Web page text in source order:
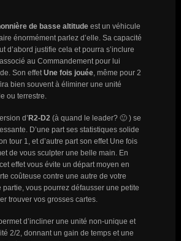
de basse altitudeest un véhicule
énormément parlez d’elle. Sa capacité
d’abord justifie cela et pourra s’inclure
au Commandement pour lui
Son effetUne fois jouée, même pour 2
bien souvent à éliminer une unité
ou terrestre.
d’ R2-D2(à quand le leader? 🙂 ) se
D’une part ses statistiques solide
tour 1, et d’autre part son effet Une fois
de vous sculpter une belle main. En
effet vous évite un départ moyen en
coûteuse contre une autre de votre
partie, vous pourrez défausser une petite
trouver vos grosses cartes.
d’incliner une unité non-unique et
2/2, donnant un gain de temps et une